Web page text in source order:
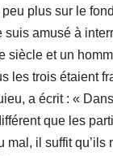
plus sur le
suis amusé à
siècle et un
les trois étaient
a écrit : «
que les
mal, il suffit qu’ils